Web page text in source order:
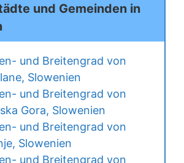
und Gemeinden in
und Breitengrad von
Slowenien
und Breitengrad von
Gora, Slowenien
und Breitengrad von
Slowenien
und Breitengrad von